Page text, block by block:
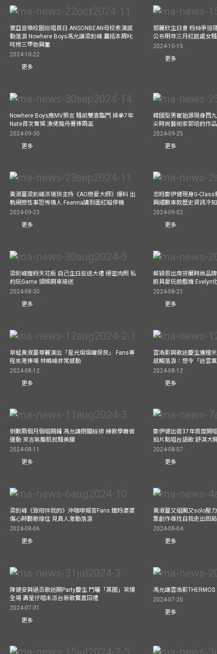
寰亞音樂校園巡唱首日 ANSONBEAN母校表演感
動落淚 Nowhere Boys馮允謙梁釗峰 囊括本周叱
咤榜三甲勁興奮
2024-10-22
更多
鄧麗欣生日會 粉絲爭扭
公布明年三月紅館處女
2024-10-15
更多
Nowhere Boys應MV預言 騷前雙喜臨門 操拳7年
Nate首次奪獎 漁佬龍舟賽捧兩盃
2024-09-30
更多
韓國型男崔始源現身西
尖時尚藝術家郭培的作
2024-09-25
更多
黃淑蔓梁釗峰洪瑞珙主持《AO戀愛大師》爆料 出
軌網戀性事恐怖情人 Feanna講到面紅嗌停機
2024-09-23
更多
忠粉鄭伊健現身G-
興細數車款歷史資訊冷
2024-09-02
更多
梁釗峰寵粉天花板 自己生日反送大禮 絕密肉照 私
約玩Game 頭獎開車接送
2024-08-30
更多
蔡穎恩出席芬蘭時尚品
廚具愛玩遊戲機 Evelyn
2024-08-21
更多
草蜢黃淑蔓華麗演出「星光熠熠耀保良」 Fans專
程來港捧場 林曉峰非常感動
2024-08-12
更多
雲浩影與歌迷慶生獲贈
感觸落淚：想令「迷雲
2024-08-12
更多
倒數兩個月個唱開鑼 馮允謙閉關綵排 練歌學舞做
運動 笑言無腹肌就騷美腿
2024-08-11
更多
鄭伊健出道37年首度開
拍片點唱台語歌 舒淇大
2024-08-07
更多
梁釗峰《致陪伴我的》沖咖啡報答Fans 鐵粉婆婆
傷心時聽歌撐住 見真人激動落淚
2024-08-06
更多
黃淑蔓又組團又solo壓
靠創作尋找自我走出困局
2024-08-04
更多
陳健安與過百歌迷開Party慶生 鬥曬「黑圖」笑爆
全場 壽星仔唱未派台新歌驚喜回禮
2024-07-31
更多
馮允謙雲浩影
2024-07-20
更多